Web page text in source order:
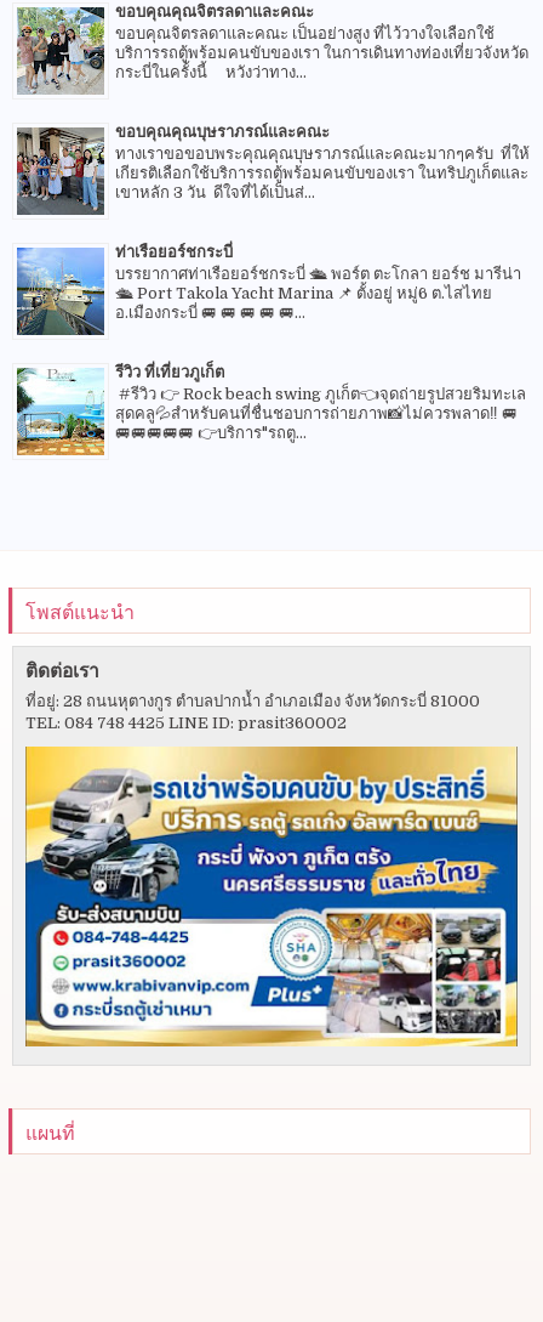
ขอบคุณคุณจิตรลดาและคณะ
ขอบคุณจิตรลดาและคณะ เป็นอย่างสูง ที่ไว้วางใจเลือกใช้
บริการรถตู้พร้อมคนขับของเรา ในการเดินทางท่องเที่ยวจังหวัด
กระบี่ในครั้งนี้ หวังว่าทาง...
ขอบคุณคุณบุษราภรณ์และคณะ
ทางเราขอขอบพระคุณคุณบุษราภรณ์และคณะมากๆครับ ที่ให้
เกียรติเลือกใช้บริการรถตู้พร้อมคนขับของเรา ในทริปภูเก็ตและ
เขาหลัก 3 วัน ดีใจที่ได้เป็นส่...
ท่าเรือยอร์ชกระบี่
บรรยากาศท่าเรือยอร์ชกระบี่ 🛳 พอร์ต ตะโกลา ยอร์ช มารีน่า
🛳 Port Takola Yacht Marina 📌 ตั้งอยู่ หมู่6 ต.ไสไทย
อ.เมืองกระบี่ 🚐 🚐 🚐 🚐 🚐...
รีวิว ที่เที่ยวภูเก็ต
#รีวิว 👉 Rock beach swing ภูเก็ต👈จุดถ่ายรูปสวยริมทะเล
สุดคลู💦สำหรับคนที่ชื่นชอบการถ่ายภาพ📸ไม่ควรพลาด‼️ 🚐
🚐🚐🚐🚐🚐 👉บริการ"รถตู...
โพสต์แนะนำ
ติดต่อเรา
ที่อยู่: 28 ถนนหุตางกูร ตำบลปากน้ำ อำเภอเมือง จังหวัดกระบี่ 81000
TEL: 084 748 4425 LINE ID: prasit360002
แผนที่